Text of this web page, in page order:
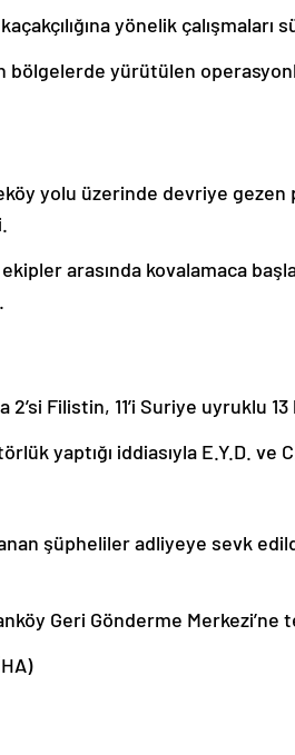
yönelik çalışmaları
bölgelerde yürütülen
yolu üzerinde devriye
arasında kovalamaca
Filistin, 11’i Suriye uyruklu
yaptığı iddiasıyla E.Y.D. ve
şüpheliler adliyeye sevk
Geri Gönderme Merkezi’ne